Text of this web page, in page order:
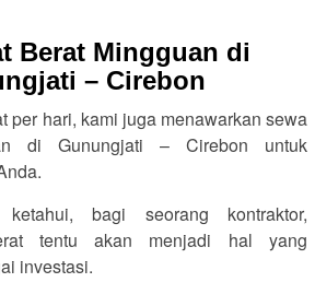
Berat Mingguan di
– Cirebon
per hari, kami juga menawarkan sewa
di Gunungjati – Cirebon untuk
bagi seorang kontraktor,
tentu akan menjadi hal yang
investasi.